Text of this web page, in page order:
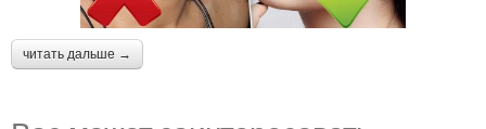
читать дальше →